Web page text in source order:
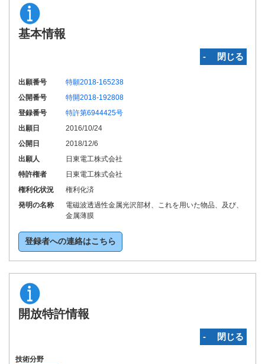
基本情報
‐ 閉じる
出願番号
特願2018-165238
公開番号
特開2018-192808
登録番号
特許第6944425号
出願日
2016/10/24
公開日
2018/12/6
出願人
日東電工株式会社
特許権者
日東電工株式会社
権利化状況
権利化済
発明の名称
電磁波透過性金属光沢部材、これを用いた物品、及び、
金属薄膜
登録者への連絡はこちら
開放特許情報
‐ 閉じる
技術分野